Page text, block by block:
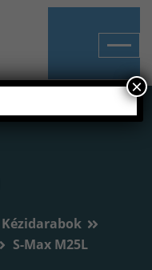
Kézidarabok
S-Max M25L
×